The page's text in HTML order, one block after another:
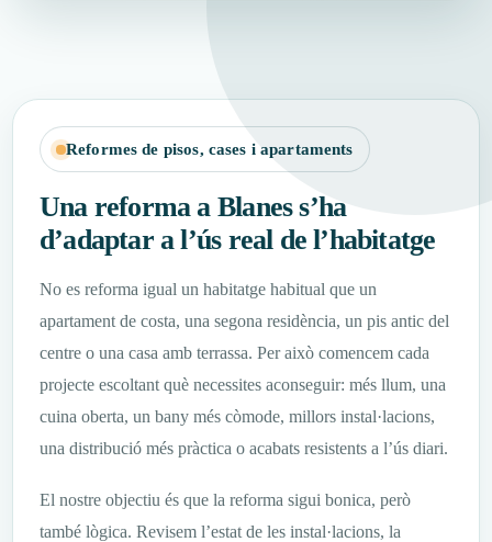
Reformes de pisos, cases i apartaments
Una reforma a Blanes s’ha
d’adaptar a l’ús real de l’habitatge
No es reforma igual un habitatge habitual que un
apartament de costa, una segona residència, un pis antic del
centre o una casa amb terrassa. Per això comencem cada
projecte escoltant què necessites aconseguir: més llum, una
cuina oberta, un bany més còmode, millors instal·lacions,
una distribució més pràctica o acabats resistents a l’ús diari.
El nostre objectiu és que la reforma sigui bonica, però
també lògica. Revisem l’estat de les instal·lacions, la